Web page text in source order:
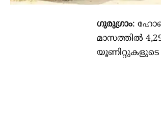
ഗുരുഗ്രാം:
മാസത്തിൽ
യൂണിറ്റുകളുടെ